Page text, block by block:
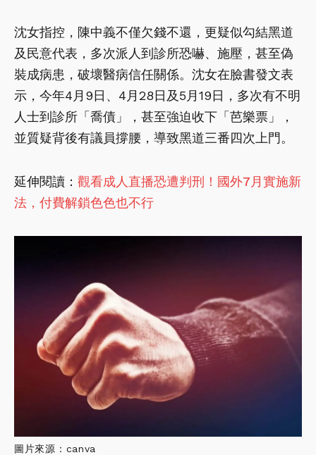
沈女指控，陳中義不僅欠錢不還，更疑似勾結黑道
及民意代表，多次派人到診所恐嚇、施壓，甚至偽
裝成病患，破壞醫病信任關係。沈女在臉書發文表
示，今年4月9日、4月28日及5月19日，多次有不明
人士到診所「喬債」，甚至強迫收下「芭樂票」，
並質疑背後有議員撐腰，導致黑道三番四次上門。
延伸閱讀： 觀看成人直播恐遭判刑！國外7月實施新
法，付費解鎖色色也不行
圖片來源：canva